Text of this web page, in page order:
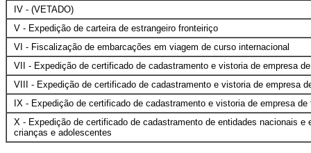
IV - (VETADO)
V - Expedição de carteira de estrangeiro fronteiriço
VI - Fiscalização de embarcações em viagem de curso internacional
VII - Expedição de certificado de cadastramento e vistoria de empresa
VIII - Expedição de certificado de cadastramento e vistoria de empresa
IX - Expedição de certificado de cadastramento e vistoria de empresa
X - Expedição de certificado de cadastramento de entidades nacionais
crianças e adolescentes